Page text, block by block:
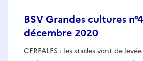
BSV Grandes cultures
décembre 2020
CEREALES : les stades vont de